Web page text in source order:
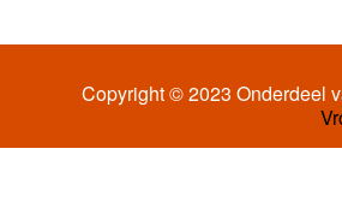
Copyright © 2023 Onderdeel